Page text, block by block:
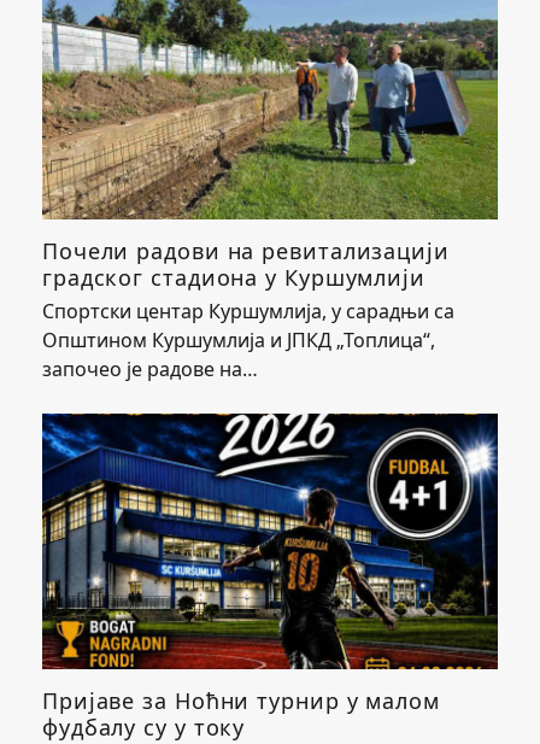
Почели радови на ревитализацији
градског стадиона у Куршумлији
Спортски центар Куршумлија, у сарадњи са
Општином Куршумлија и ЈПКД „Топлица“,
започео је радове на…
Пријаве за Ноћни турнир у малом
фудбалу су у току